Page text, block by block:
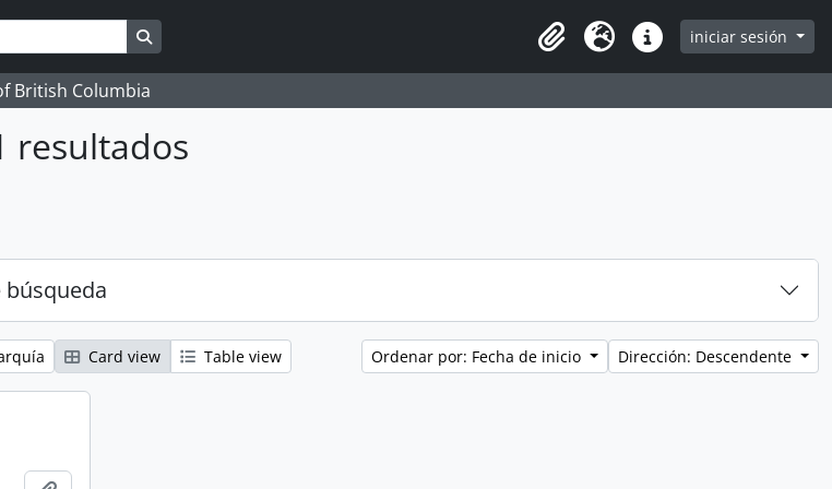
Search in browse page
Clipboard
Idioma Enlaces rápidos
iniciar sesión
British Columbia
resultados
búsqueda
Card view Table view Ordenar por: Fecha de inicio Dirección: Descendente